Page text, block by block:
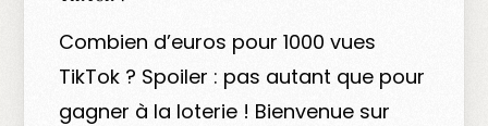
Combien d’euros pour 1000 vues
TikTok ? Spoiler : pas autant que pour
gagner à la loterie ! Bienvenue sur